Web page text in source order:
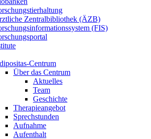
Zentralbibliothek (ÄZB)
(FIS)
Centrum
Über das Centrum
Aktuelles
Team
Geschichte
Therapieangebot
Sprechstunden
Aufnahme
Aufenthalt